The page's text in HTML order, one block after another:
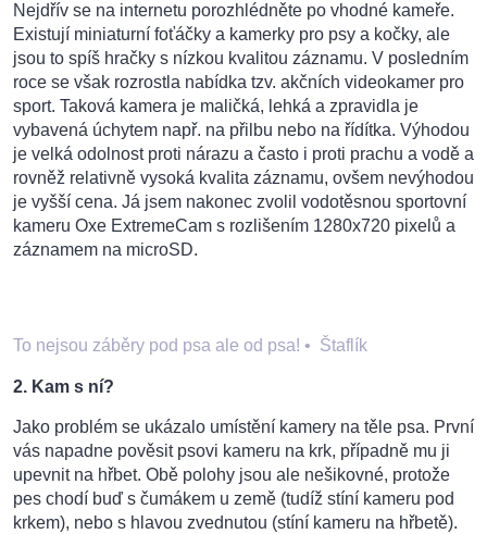
Nejdřív se na internetu porozhlédněte po vhodné kameře.
Existují miniaturní foťáčky a kamerky pro psy a kočky, ale
jsou to spíš hračky s nízkou kvalitou záznamu. V posledním
roce se však rozrostla nabídka tzv. akčních videokamer pro
sport. Taková kamera je maličká, lehká a zpravidla je
vybavená úchytem např. na přilbu nebo na řídítka. Výhodou
je velká odolnost proti nárazu a často i proti prachu a vodě a
rovněž relativně vysoká kvalita záznamu, ovšem nevýhodou
je vyšší cena. Já jsem nakonec zvolil vodotěsnou sportovní
kameru Oxe ExtremeCam s rozlišením 1280x720 pixelů a
záznamem na microSD.
To nejsou záběry pod psa ale od psa! • Štaflík
2. Kam s ní?
Jako problém se ukázalo umístění kamery na těle psa. První
vás napadne pověsit psovi kameru na krk, případně mu ji
upevnit na hřbet. Obě polohy jsou ale nešikovné, protože
pes chodí buď s čumákem u země (tudíž stíní kameru pod
krkem), nebo s hlavou zvednutou (stíní kameru na hřbetě).